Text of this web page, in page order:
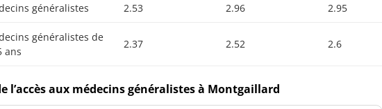
généralistes 2.53 2.96 2.95
généralistes de
ans
2.37 2.52 2.6
l’accès aux médecins généralistes à Montgaillard